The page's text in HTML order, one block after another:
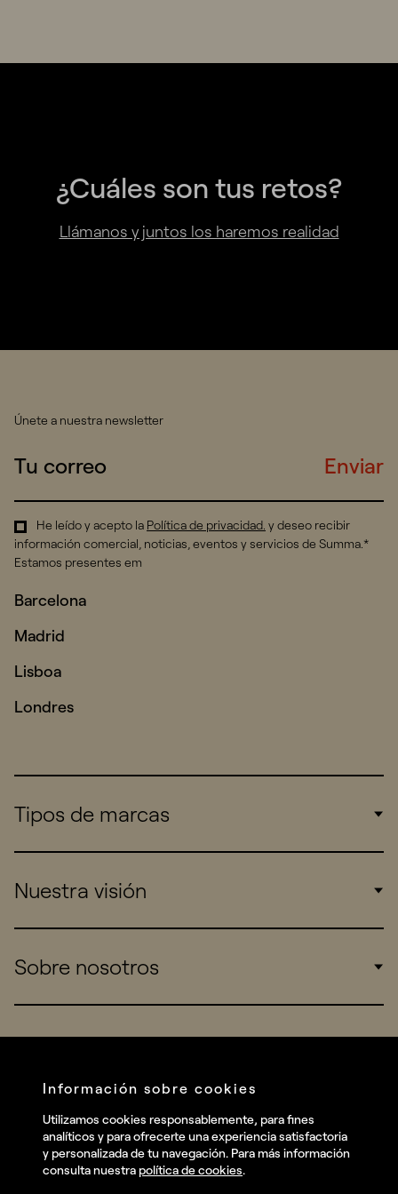
¿Cuáles son tus retos?
Llámanos y juntos los haremos realidad
Únete a nuestra newsletter
Enviar
He leído y acepto la Política de privacidad. y deseo recibir
información comercial, noticias, eventos y servicios de Summa.*
Estamos presentes em
Barcelona
Madrid
Lisboa
Londres
Tipos de marcas
Consumers
Startups
Nuestra visión
Work
Sobre nosotros
Talent
Contact
Instagram
Facebook
Información sobre cookies
Utilizamos cookies responsablemente, para fines
analíticos y para ofrecerte una experiencia satisfactoria
y personalizada de tu navegación. Para más información
consulta nuestra política de cookies.